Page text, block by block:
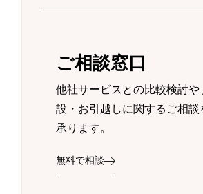
ご相談窓口
他社サービスとの比較検討や
設・お引越しに関するご相談
承ります。
無料で相談